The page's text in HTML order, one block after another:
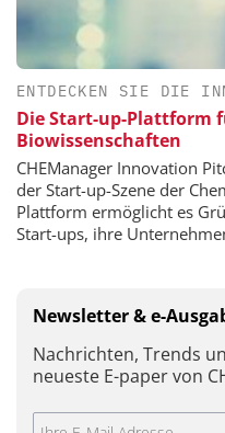
ENTDECKEN SIE DIE
Die Start-up-Plattform
Biowissenschaften
CHEManager Innovation
der Start-up-Szene der
Plattform ermöglicht es
Start-ups, ihre
Newsletter & e-
Nachrichten, Trends
neueste E-paper von